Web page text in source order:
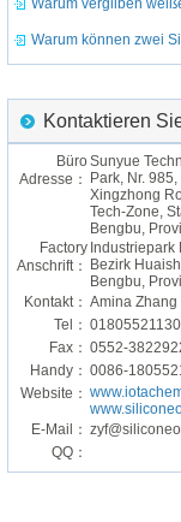
Warum vergilben
Warum können zwei
Kontaktieren
Büro
Adresse：
Sunyue
Park, Nr. 985,
Xingzhong
Tech-Zone,
Bengbu,
Factory
Anschrift：
Industriepark
Bezirk
Bengbu,
Kontakt： Amina Zhang
Tel：
Fax： 0552-
Handy： 0086-
Website：
E-Mail：
QQ：